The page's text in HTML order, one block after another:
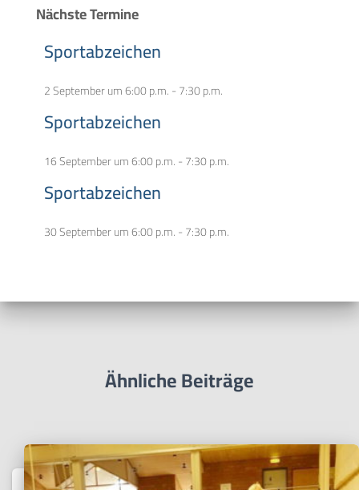
Nächste Termine
Sportabzeichen
2 September um 6:00 p.m.-7:30 p.m.
Sportabzeichen
16 September um 6:00 p.m.-7:30 p.m.
Sportabzeichen
30 September um 6:00 p.m.-7:30 p.m.
Ähnliche Beiträge